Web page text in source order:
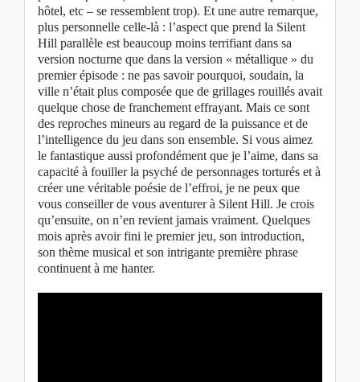
hôtel, etc – se ressemblent trop). Et une autre remarque,
plus personnelle celle-là : l’aspect que prend la Silent
Hill parallèle est beaucoup moins terrifiant dans sa
version nocturne que dans la version « métallique » du
premier épisode : ne pas savoir pourquoi, soudain, la
ville n’était plus composée que de grillages rouillés avait
quelque chose de franchement effrayant. Mais ce sont
des reproches mineurs au regard de la puissance et de
l’intelligence du jeu dans son ensemble. Si vous aimez
le fantastique aussi profondément que je l’aime, dans sa
capacité à fouiller la psyché de personnages torturés et à
créer une véritable poésie de l’effroi, je ne peux que
vous conseiller de vous aventurer à Silent Hill. Je crois
qu’ensuite, on n’en revient jamais vraiment. Quelques
mois après avoir fini le premier jeu, son introduction,
son thème musical et son intrigante première phrase
continuent à me hanter.